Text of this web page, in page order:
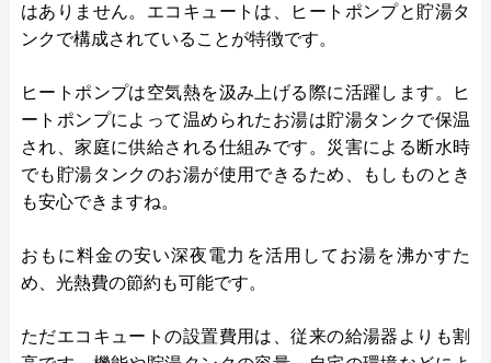
はありません。エコキュートは、ヒートポンプと貯湯タ
ンクで構成されていることが特徴です。
ヒートポンプは空気熱を汲み上げる際に活躍します。ヒ
ートポンプによって温められたお湯は貯湯タンクで保温
され、家庭に供給される仕組みです。災害による断水時
でも貯湯タンクのお湯が使用できるため、もしものとき
も安心できますね。
おもに料金の安い深夜電力を活用してお湯を沸かすた
め、光熱費の節約も可能です。
ただエコキュートの設置費用は、従来の給湯器よりも割